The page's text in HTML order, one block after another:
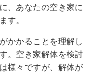
、あなたの空き家に
す。
かかることを理解し
。空き家解体を検討
様々ですが、解体が